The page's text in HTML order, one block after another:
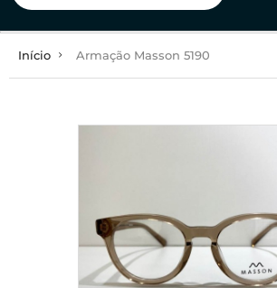
Início Armação Masson 5190